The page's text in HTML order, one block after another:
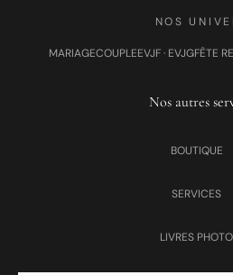
NOS
MARIAGECOUPLEEVJF · EVJGFÊTE
Nos autres
BOUTIQUE
SERVICES
LIVRES PHOTO